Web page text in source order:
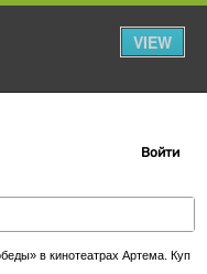
VIEW
Войти
в кинотеатрах Артема. Купить билеты!